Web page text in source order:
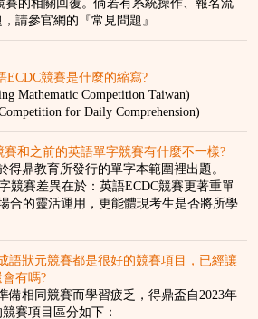
的相關回覆。倘若有系統操作、報名流
請參官網的『常見問題』
ECDC競賽是什麼的縮寫?
Mathematic Competition Taiwan)
for Daily Comprehension)
賽和之前的英語單字競賽有什麼不一樣?
得鼎教育所發行的單字本範圍裡出題。
競賽差異在於：英語ECDC競賽更著重單
合的靈活運用，更能體現考生是否將所學
語狀元競賽都是很好的競賽項目，已經讓
有嗎?
備相同競賽而學習疲乏，得鼎盃自2023年
賽項目區分如下：